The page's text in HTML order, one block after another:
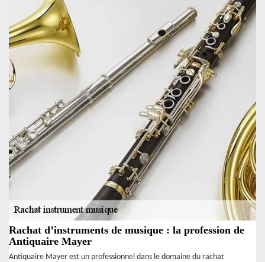
Rachat d’instruments de musique : la profession de
Antiquaire Mayer
Antiquaire Mayer est un professionnel dans le domaine du rachat